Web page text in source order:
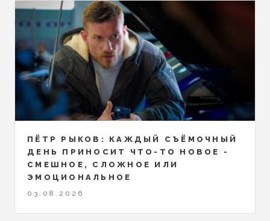
ПЁТР РЫКОВ: КАЖДЫЙ СЪЁМОЧНЫЙ
ДЕНЬ ПРИНОСИТ ЧТО-ТО НОВОЕ -
СМЕШНОЕ, СЛОЖНОЕ ИЛИ
ЭМОЦИОНАЛЬНОЕ
03.08.2026